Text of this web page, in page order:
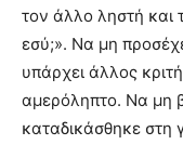
τον άλλο ληστή και
εσύ;». Να μη
υπάρχει άλλος
αμερόληπτο. Να μη
καταδικάσθηκε στη